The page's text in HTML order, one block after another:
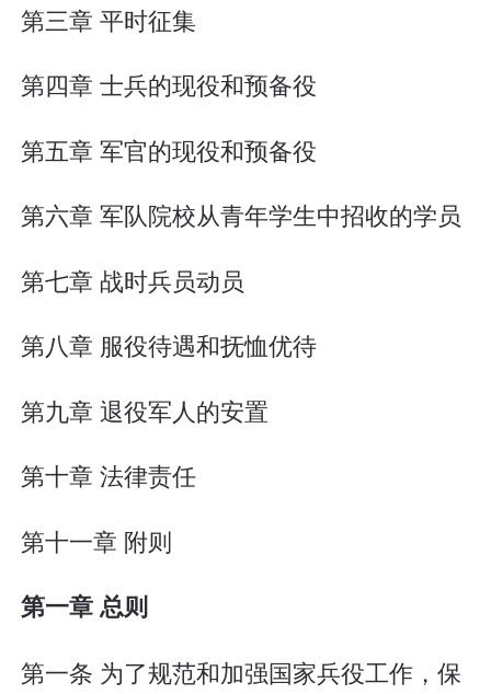
第三章 平时征集
第四章 士兵的现役和预备役
第五章 军官的现役和预备役
第六章 军队院校从青年学生中招收的学员
第七章 战时兵员动员
第八章 服役待遇和抚恤优待
第九章 退役军人的安置
第十章 法律责任
第十一章 附则
第一章 总则
第一条 为了规范和加强国家兵役工作，保